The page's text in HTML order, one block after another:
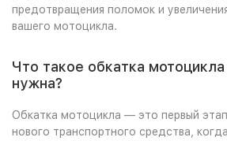
предотвращения поломок и
вашего мотоцикла.
Что такое обкатка
нужна?
Обкатка мотоцикла — это первый
нового транспортного средства,